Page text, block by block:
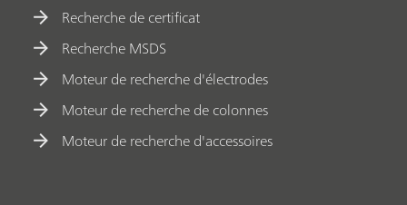
Recherche de certificat
Recherche MSDS
Moteur de recherche d'électrodes
Moteur de recherche de colonnes
Moteur de recherche d'accessoires